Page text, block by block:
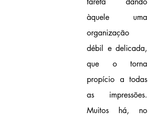
àquele uma
organização
débil e delicada,
que o torna
propício a todas
as impressões.
Muitos há, no